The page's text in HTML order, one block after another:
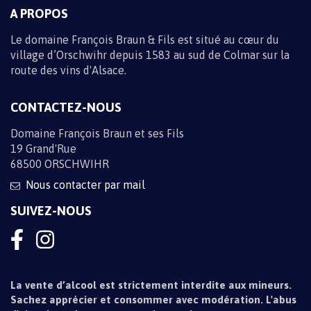
A PROPOS
Le domaine François Braun & Fils est situé au cœur du
village d’Orschwihr depuis 1583 au sud de Colmar sur la
route des vins d'Alsace.
CONTACTEZ-NOUS
Domaine François Braun et ses Fils
19 Grand'Rue
68500 ORSCHWIHR
Nous contacter par mail
SUIVEZ-NOUS
La vente d’alcool est strictement interdite aux mineurs.
Sachez apprécier et consommer avec modération. L'abus